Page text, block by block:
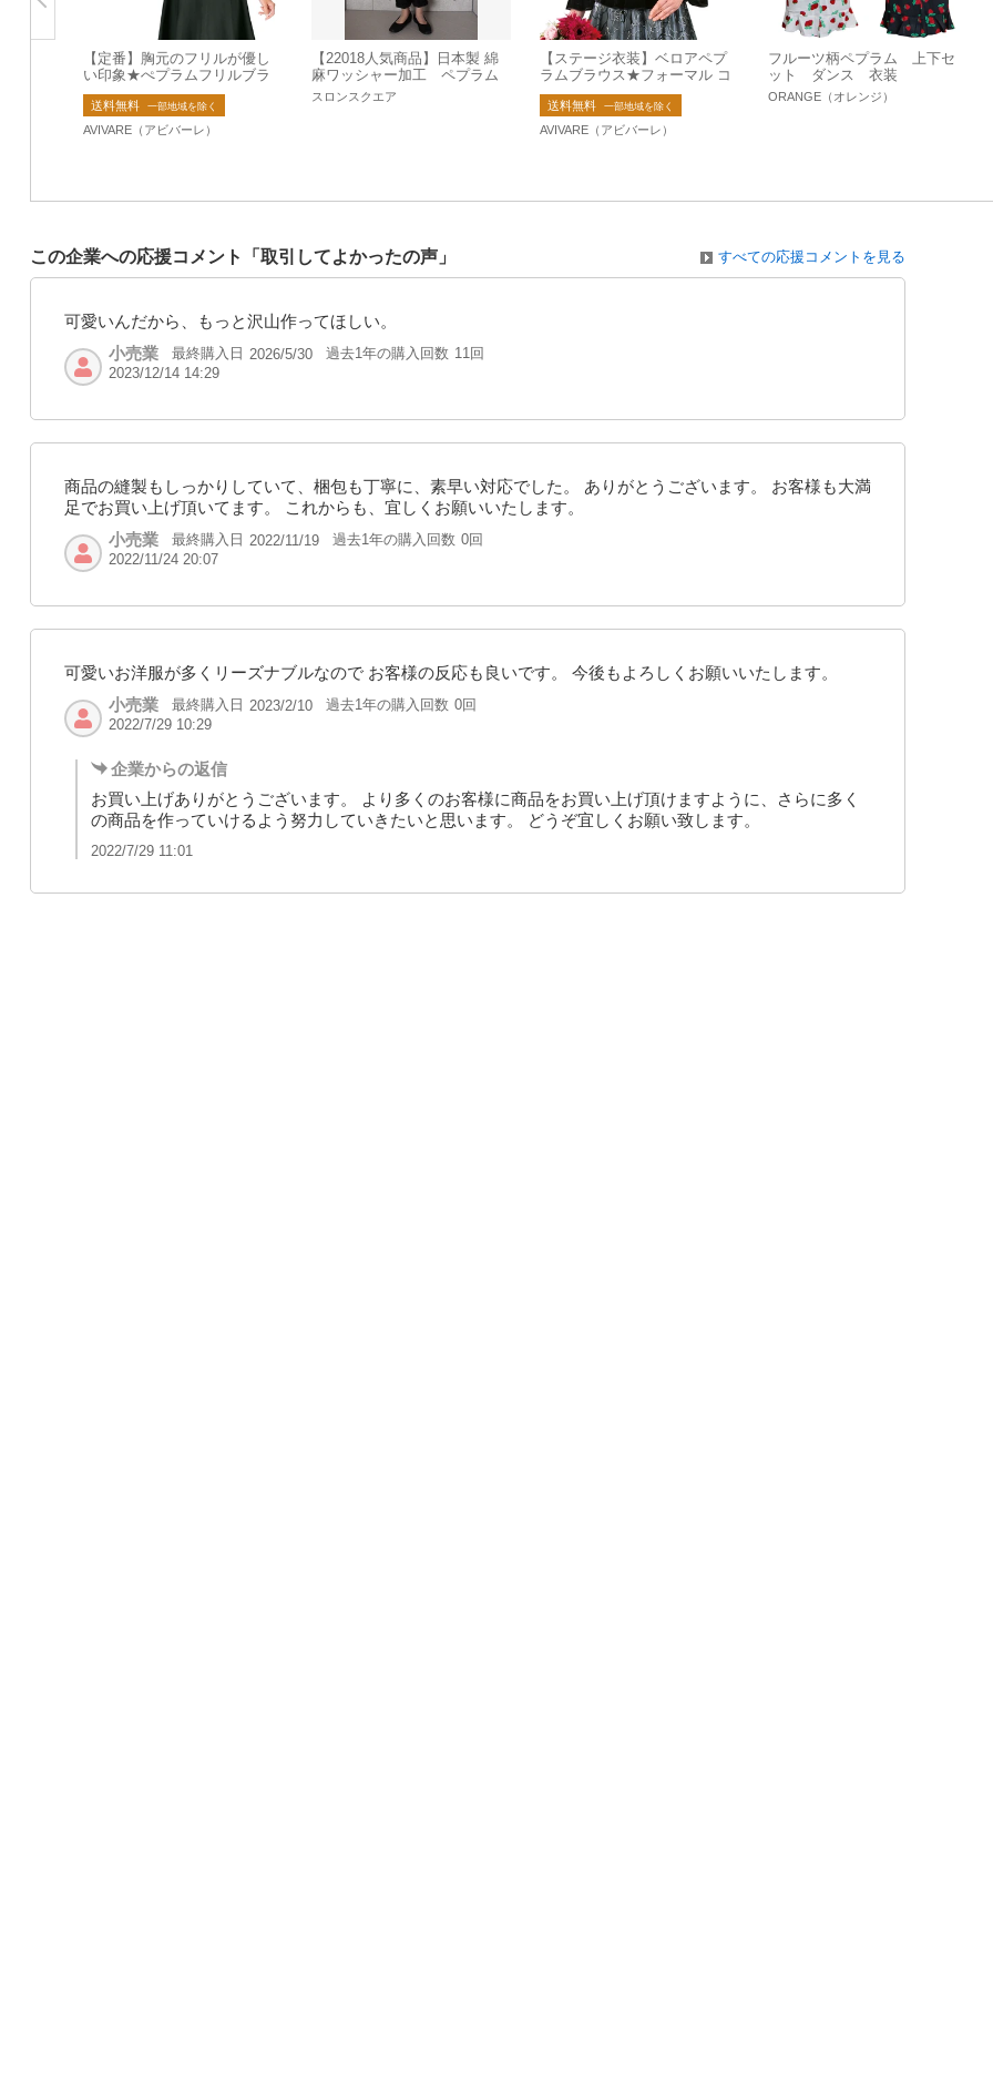
【定番】胸元のフリルが優し
い印象★ぺプラムフリルブラ
ウス★コーラス ステージ衣装
合唱 トップス
送料無料 一部地域を除く
AVIVARE（アビバーレ）
【22018人気商品】日本製 綿
麻ワッシャー加工 ペプラム
ブラウス No816016
スロンスクエア
【ステージ衣装】ベロアペプ
ラムブラウス★フォーマル コ
ーラス 合唱 発表会 ストレッ
チ素材 黒 ブラック
送料無料 一部地域を除く
AVIVARE（アビバーレ）
フルーツ柄ペプラム 上下セ
ット ダンス 衣装
ORANGE（オレンジ）
この企業への応援コメント「取引してよかったの声」 すべての応援コメントを見る
可愛いんだから、もっと沢山作ってほしい。
小売業
最終購入日 2026/5/30 過去1年の購入回数 11回
2023/12/14 14:29
商品の縫製もしっかりしていて、梱包も丁寧に、素早い対応でした。 ありがとうございます。 お客様も大満
足でお買い上げ頂いてます。 これからも、宜しくお願いいたします。
小売業
最終購入日 2022/11/19 過去1年の購入回数 0回
2022/11/24 20:07
可愛いお洋服が多くリーズナブルなので お客様の反応も良いです。 今後もよろしくお願いいたします。
小売業
最終購入日 2023/2/10 過去1年の購入回数 0回
2022/7/29 10:29
企業からの返信
お買い上げありがとうございます。 より多くのお客様に商品をお買い上げ頂けますように、さらに多く
の商品を作っていけるよう努力していきたいと思います。 どうぞ宜しくお願い致します。
2022/7/29 11:01